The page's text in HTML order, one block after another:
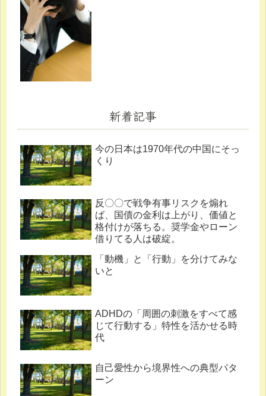
新着記事
今の日本は1970年代の中国にそっ
くり
反〇〇で戦争有事リスクを煽れ
ば、国債の金利は上がり、価値と
格付けが落ちる。奨学金やローン
借りてる人は破綻。
「動機」と「行動」を分けてみな
いと
ADHDの「周囲の刺激をすべて感
じて行動する」特性を活かせる時
代
自己愛性から境界性への典型パタ
ーン